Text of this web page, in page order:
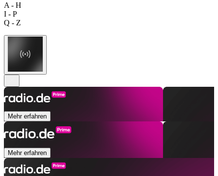
A - H
I - P
Q - Z
Mehr erfahren
Mehr erfahren